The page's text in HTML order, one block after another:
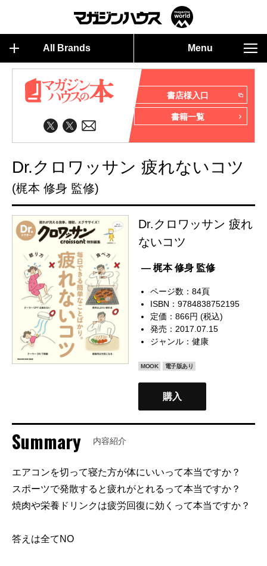
All Brands Menu
書店様入口
書籍一覧
Dr.クロワッサン 疲れないコツ
(梶本 修身 監修)
Dr.クロワッサン 疲れ
ないコツ
— 梶本 修身 監修
ページ数：84頁
ISBN：9784838752195
定価：866円 (税込)
発売：2017.07.15
ジャンル：健康
MOOK 電子版あり
購入
Summary 内容紹介
エアコンを切って寝た方が体にいいって本当ですか？
スポーツで発散すると疲れがとれるって本当ですか？
焼肉や栄養ドリンクは疲労回復に効くって本当ですか？
答えは全てNO